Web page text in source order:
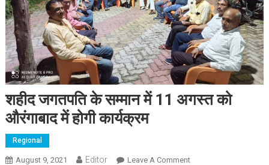
शहीद जगतपति के सम्मान में 11 अगस्त को
औरंगाबाद में होगी कार्यक्रम
Regional
August 9, 2021 Editor Leave A CommentOn शहीद जगतपति के सम्मान